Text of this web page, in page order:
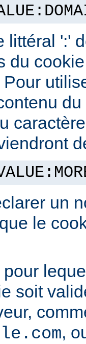
littéral ':'
du
un
le
soit
,